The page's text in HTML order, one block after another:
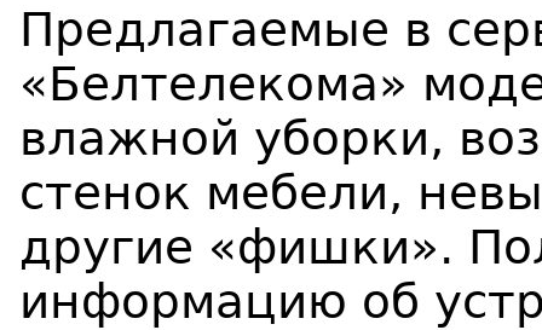
Предлагаемые в
«Белтелекома»
влажной уборки,
стенок мебели,
другие «фишки».
информацию об